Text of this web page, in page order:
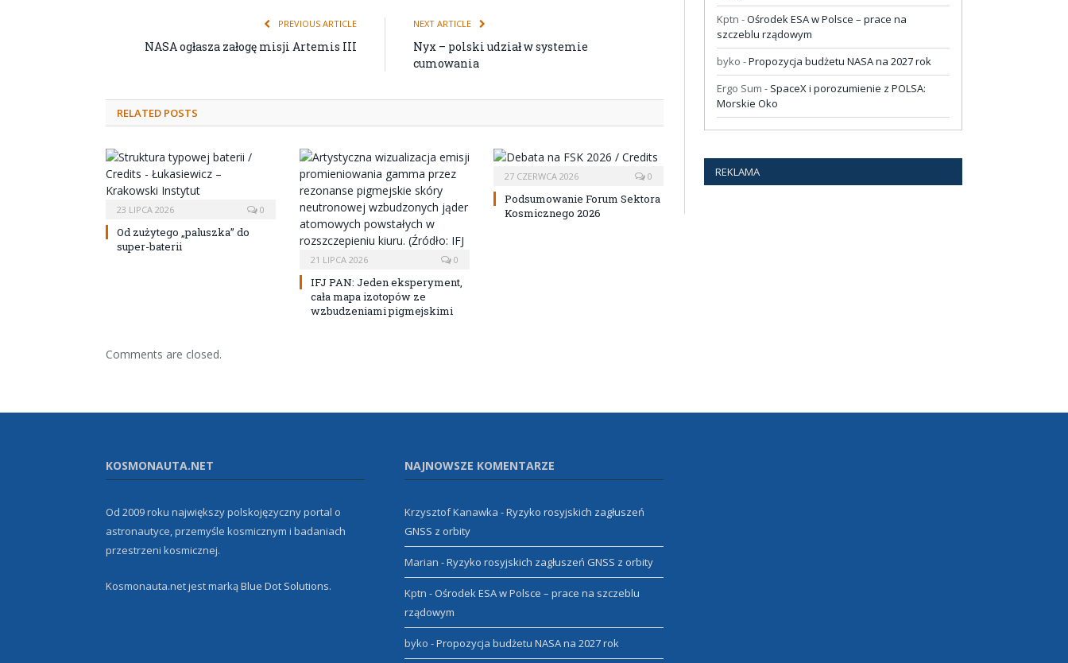
PREVIOUS ARTICLE
NASA ogłasza załogę misji Artemis III
NEXT ARTICLE
Nyx – polski udział w systemie
cumowania
RELATED POSTS
23 LIPCA 2026 0
Od zużytego „paluszka” do
super-baterii
21 LIPCA 2026 0
IFJ PAN: Jeden eksperyment,
cała mapa izotopów ze
wzbudzeniami pigmejskimi
27 CZERWCA 2026 0
Podsumowanie Forum Sektora
Kosmicznego 2026
Comments are closed.
Kptn -Ośrodek ESA w Polsce – prace na
szczeblu rządowym
byko -Propozycja budżetu NASA na 2027 rok
Ergo Sum - SpaceX i porozumienie z POLSA:
Morskie Oko
REKLAMA
KOSMONAUTA.NET
Od 2009 roku największy polskojęzyczny portal o
astronautyce, przemyśle kosmicznym i badaniach
przestrzeni kosmicznej.
Kosmonauta.net jest markąBlue Dot Solutions.
NAJNOWSZE KOMENTARZE
Krzysztof Kanawka -Ryzyko rosyjskich zagłuszeń
GNSS z orbity
Marian -Ryzyko rosyjskich zagłuszeń GNSS z orbity
Kptn - Ośrodek ESA w Polsce – prace na szczeblu
rządowym
byko -Propozycja budżetu NASA na 2027 rok